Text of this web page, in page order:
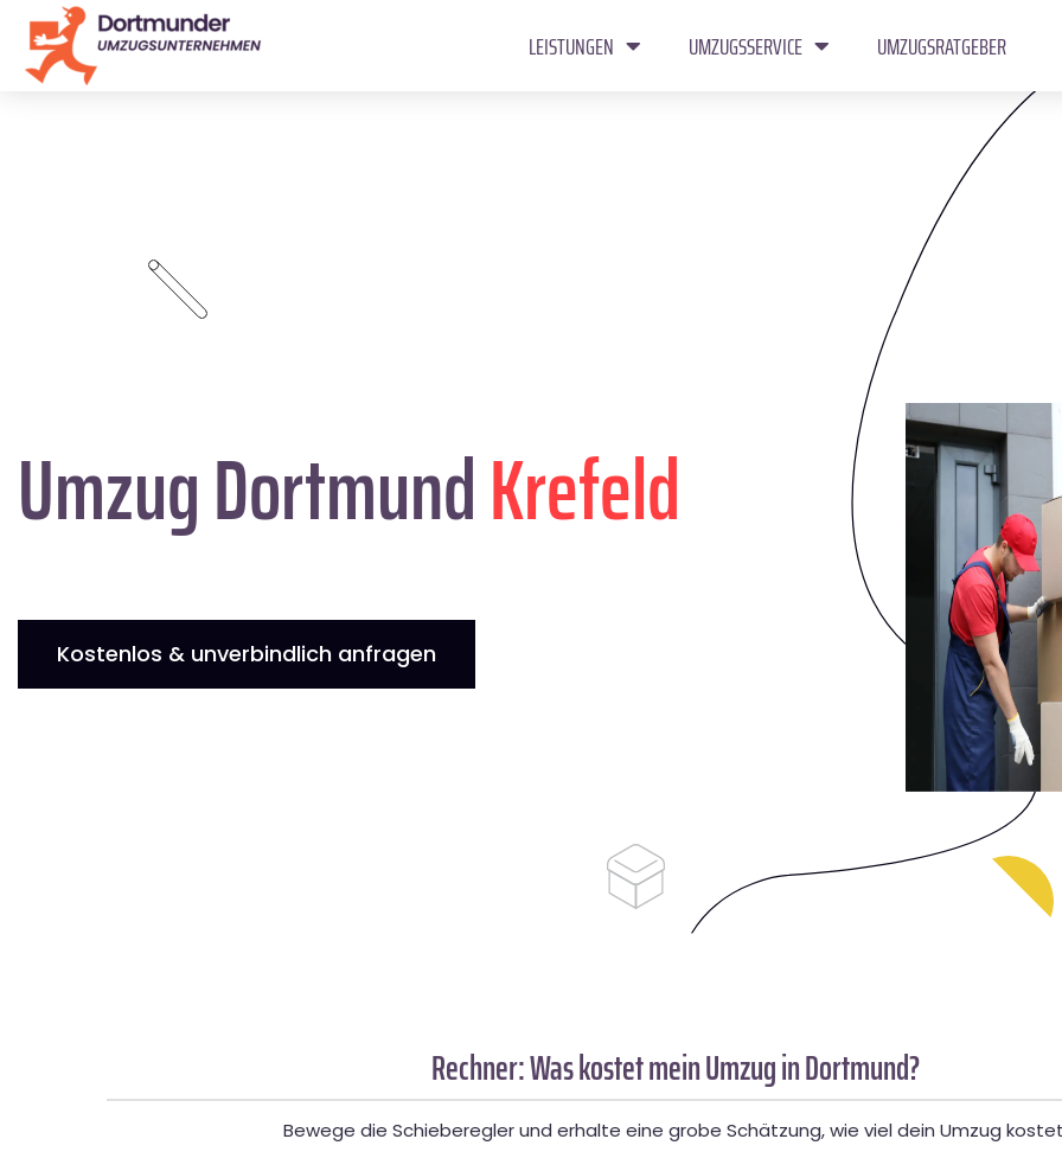
LEISTUNGEN UMZUGSSERVICE UMZUGSRATGEBER
Umzug DortmundKrefeld
Kostenlos & unverbindlich anfragen
Rechner: Was kostet mein Umzug in Dortmund?
Bewege die Schieberegler und erhalte eine grobe Schätzung, wie viel dein Umzug